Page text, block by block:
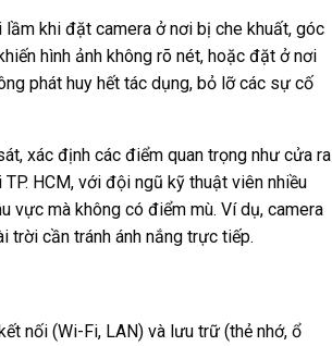
khi đặt camera ở nơi bị che khuất, góc
hình ảnh không rõ nét, hoặc đặt ở nơi
phát huy hết tác dụng, bỏ lỡ các sự cố
xác định các điểm quan trọng như cửa ra
HCM, với đội ngũ kỹ thuật viên nhiều
vực mà không có điểm mù. Ví dụ, camera
trời cần tránh ánh nắng trực tiếp.
nối (Wi-Fi, LAN) và lưu trữ (thẻ nhớ, ổ